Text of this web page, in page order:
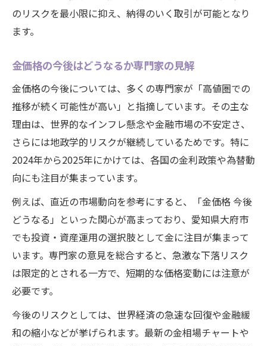
のリスクを最小限に抑え、納得のいく取引が可能となり
ます。
金価格の今後はどうなるか専門家の見解
金価格の今後については、多くの専門家が「高値圏での
推移が続く可能性が高い」と指摘しています。その主な
理由は、世界的なインフレ懸念や金融市場の不安定さ、
さらには地政学的リスクが継続しているためです。特に
2024年から2025年にかけては、各国の金利政策や為替動
向にも注目が集まっています。
例えば、直近の市場動向を参考にすると、「金価格 今後
どうなる」といった関心が高まっており、愛知県大府市
でも投資・資産運用の選択肢として金に注目が集まって
います。専門家の意見を総合すると、急激な下落リスク
は限定的とされる一方で、短期的な価格変動には注意が
必要です。
今後のリスクとしては、世界経済の急速な回復や金融緩
和の縮小などが挙げられます。最新の金相場チャートや